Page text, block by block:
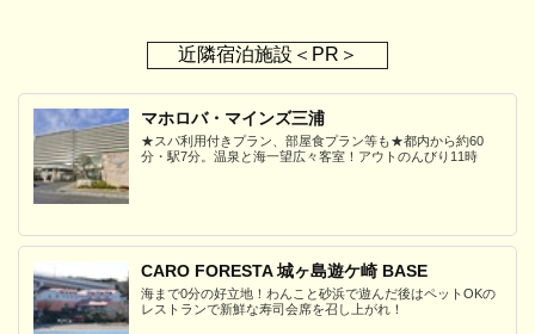
近隣宿泊施設＜PR＞
マホロバ・マインズ三浦
★スパ利用付きプラン、部屋食プラン等も★都内から約60
分・駅7分。温泉と海一望広々客室！アウトのんびり11時
CARO FORESTA 城ヶ島遊ケ崎 BASE
海まで0分の好立地！わんこと砂浜で遊んだ後はペットOKの
レストランで新鮮な寿司会席を召し上がれ！